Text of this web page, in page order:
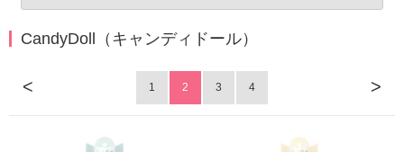
t
CandyDoll（キャンディドール）
< >
1 2 3 4